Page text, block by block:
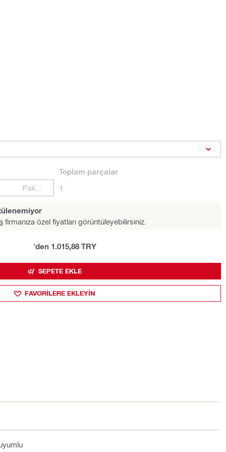
Toplam parçalar
1
firmanıza özel fiyatları görüntüleyebilirsiniz.
'den 1.015,88 TRY
SEPETE EKLE
FAVORILERE EKLEYIN